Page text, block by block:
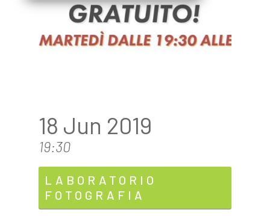
18 Jun 2019
19:30
LABORATORIO
FOTOGRAFIA